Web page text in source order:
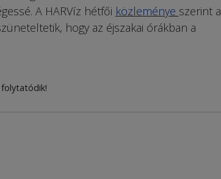
A HARVíz hétfői közleménye szerint a
hogy az éjszakai órákban a
folytatódik!